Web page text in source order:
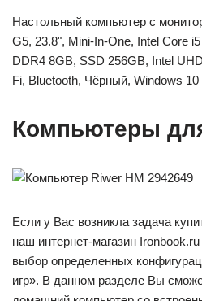
Настольный компьютер с
G5, 23.8", Mini-In-One, Intel Core
DDR4 8GB, SSD 256GB, Intel
Fi, Bluetooth, Чёрный, Windows
Компьютеры
Если у Вас возникла задача
наш интернет-магазин
выбор определенных
игр». В данном разделе Вы